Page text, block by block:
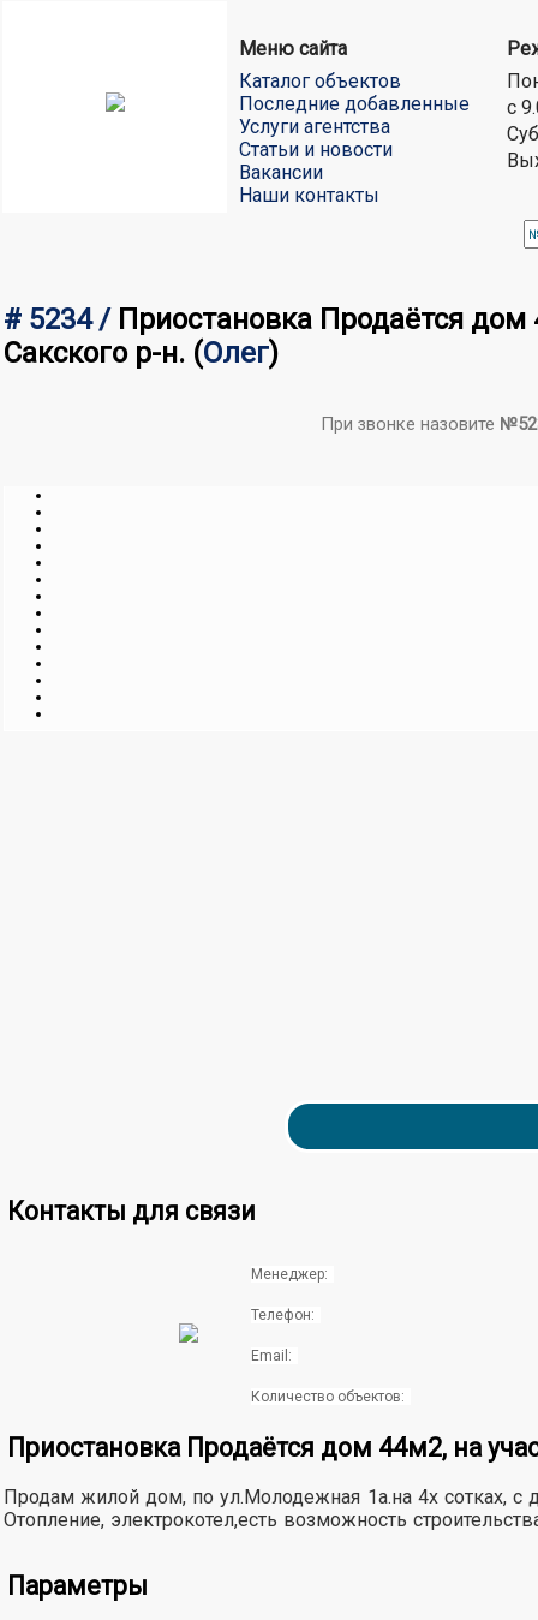
Меню сайта
Каталог объектов
Последние добавленные
Услуги агентства
Статьи и новости
Вакансии
Наши контакты
с
# 5234 / Приостановка Продаётся дом
Сакского р-н. (Олег)
При звонке назовите
Контакты для связи
Менеджер:
Телефон:
Email:
Количество объектов:
Приостановка Продаётся дом 44м2, на
Продам жилой дом, по ул.Молодежная 1а.на 4х сотках,
Отопление, электрокотел,есть возможность
Параметры